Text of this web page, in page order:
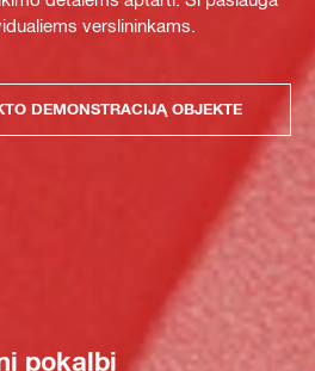
verslininkams.
DEMONSTRACIJĄ OBJEKTE
pokalbį